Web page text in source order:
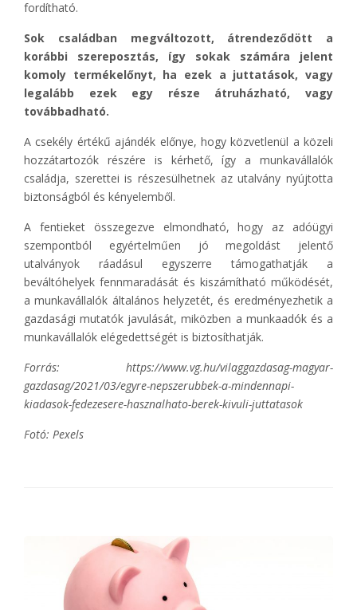
fordítható.
Sok családban megváltozott, átrendeződött a
korábbi szereposztás, így sokak számára jelent
komoly termékelőnyt, ha ezek a juttatások, vagy
legalább ezek egy része átruházható, vagy
továbbadható.
A csekély értékű ajándék előnye, hogy közvetlenül a közeli
hozzátartozók részére is kérhető, így a munkavállalók
családja, szerettei is részesülhetnek az utalvány nyújtotta
biztonságból és kényelemből.
A fentieket összegezve elmondható, hogy az adóügyi
szempontból egyértelműen jó megoldást jelentő
utalványok ráadásul egyszerre támogathatják a
beváltóhelyek fennmaradását és kiszámítható működését,
a munkavállalók általános helyzetét, és eredményezhetik a
gazdasági mutatók javulását, miközben a munkaadók és a
munkavállalók elégedettségét is biztosíthatják.
Forrás: https://www.vg.hu/vilaggazdasag-magyar-
gazdasag/2021/03/egyre-nepszerubbek-a-mindennapi-
kiadasok-fedezesere-hasznalhato-berek-kivuli-juttatasok
Fotó: Pexels